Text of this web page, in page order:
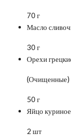
70 г
Масло
30 г
Орехи
(Очищенные)
50 г
Яйцо куриное
2 шт